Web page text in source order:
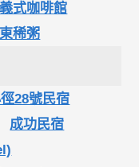
式咖啡館
稀粥
28號民宿
成功民宿